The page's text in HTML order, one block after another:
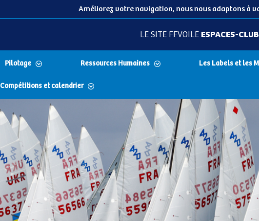
Améliorez votre navigation, nous nous adaptons à
LE SITE FFVOILE ESPACES-
Pilotage Ressources Humaines Les Labels et les
Compétitions et calendrier